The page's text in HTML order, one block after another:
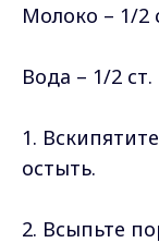
Молоко – 1/2
Вода – 1/2 ст.
1.
остыть.
2. Всыпьте